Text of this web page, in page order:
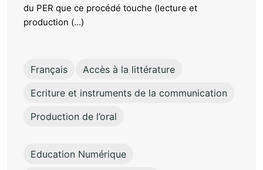
du PER que ce procédé touche (lecture et
production (...)
Français
Accès à la littérature
Ecriture et instruments de la communication
Production de l’oral
Education Numérique